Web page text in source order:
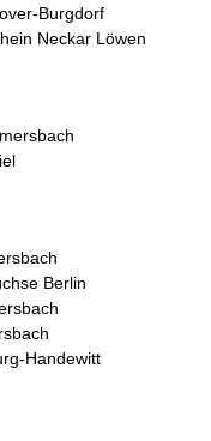
Burgdorf
Neckar Löwen
Berlin
Handewitt